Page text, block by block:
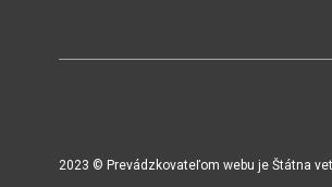
2023 © Prevádzkovateľom webu je Štátna